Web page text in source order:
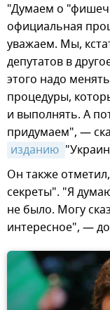
"Думаем о
официальная
уважаем. Мы,
депутатов в
этого надо
процедуры,
и выполнять. А
придумаем", —
изданию
Он также
секреты". "Я
не было. Могу
интересное", —